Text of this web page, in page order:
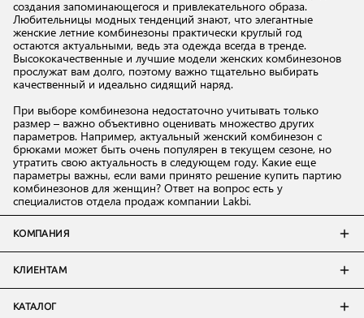
создания запоминающегося и привлекательного образа.
Любительницы модных тенденций знают, что элегантные
женские летние комбинезоны практически круглый год
остаются актуальными, ведь эта одежда всегда в тренде.
Высококачественные и лучшие модели женских комбинезонов
прослужат вам долго, поэтому важно тщательно выбирать
качественный и идеально сидящий наряд.
При выборе комбинезона недостаточно учитывать только
размер – важно объективно оценивать множество других
параметров. Например, актуальный женский комбинезон с
брюками может быть очень популярен в текущем сезоне, но
утратить свою актуальность в следующем году. Какие еще
параметры важны, если вами принято решение купить партию
комбинезонов для женщин? Ответ на вопрос есть у
специалистов отдела продаж компании Lakbi.
КОМПАНИЯ
КЛИЕНТАМ
КАТАЛОГ